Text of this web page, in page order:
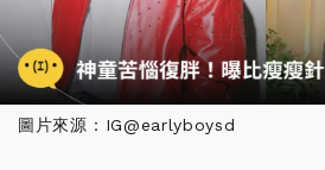
圖片來源：IG@earlyboysd